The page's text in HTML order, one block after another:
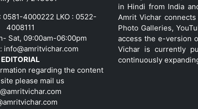
0581-4000222 LKO : 0522-
4008111
Sat, 09:00am-06:00pm
info@amritvichar.com
EDITORIAL
regarding the content
please mail us
in Hindi from India
Amrit Vichar
Photo Galleries,
access the e-version
Vichar is currently
continuously